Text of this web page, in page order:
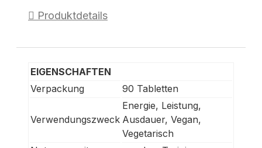
Produktdetails
EIGENSCHAFTEN
Verpackung
90 Tabletten
Verwendungszweck
Energie, Leistung,
Ausdauer, Vegan,
Vegetarisch